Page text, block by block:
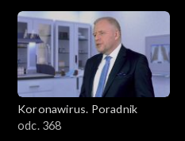
Koronawirus. Poradnik
odc. 368